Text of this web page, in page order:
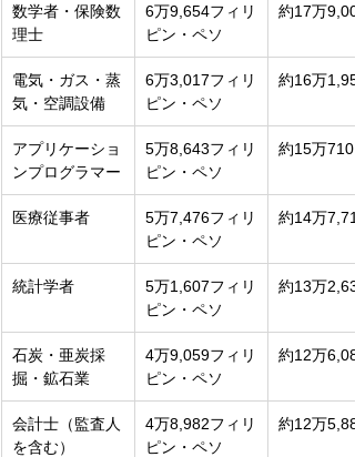
数学者・保険数
理士
6万9,654フィリ
ピン・ペソ
約17万
電気・ガス・蒸
気・空調設備
6万3,017フィリ
ピン・ペソ
約16万
アプリケーショ
ンプログラマー
5万8,643フィリ
ピン・ペソ
約15万710
医療従事者
5万7,476フィリ
ピン・ペソ
約14万
統計学者
5万1,607フィリ
ピン・ペソ
約13万
石炭・亜炭採
掘・鉱石業
4万9,059フィリ
ピン・ペソ
約12万
会計士（監査人
を含む）
4万8,982フィリ
ピン・ペソ
約12万